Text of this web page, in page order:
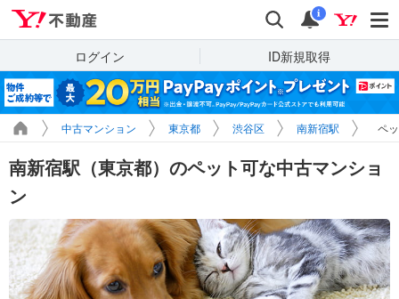
検索 通知
i
ログイン ID新規取得
中古マンション 東京都 渋谷区 南新宿駅 ペ
南新宿駅（東京都）のペット可な中古マンショ
ン